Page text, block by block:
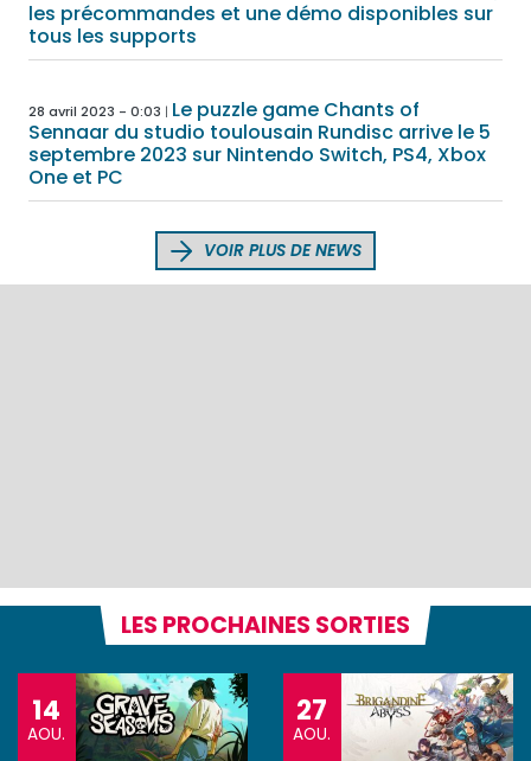
les précommandes et une démo disponibles sur
tous les supports
28 avril 2023 - 0:03
Le puzzle game Chants of
Sennaar du studio toulousain Rundisc arrive le 5
septembre 2023 sur Nintendo Switch, PS4, Xbox
One et PC
VOIR PLUS DE NEWS
LES PROCHAINES SORTIES
14
AOU.
27
AOU.